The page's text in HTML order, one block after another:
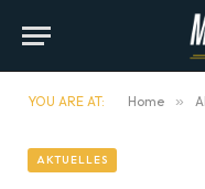
YOU ARE AT: Home »
AKTUELLES